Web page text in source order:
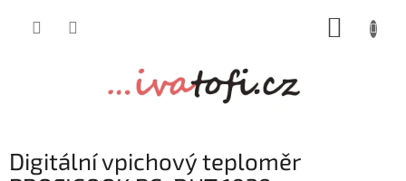
Digitální vpichový teploměr